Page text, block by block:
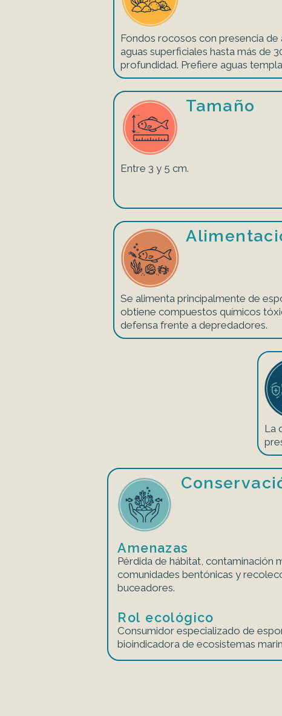
Fondos rocosos con presencia de
aguas superficiales hasta más de
profundidad. Prefiere aguas
Tamaño
Entre 3 y 5 cm.
Se alimenta principalmente de
obtiene compuestos químicos
defensa frente a depredadores.
La
Amenazas
Pérdida de hábitat, contaminación
comunidades bentónicas y
buceadores.
Rol ecológico
Consumidor especializado de
bioindicadora de ecosistemas